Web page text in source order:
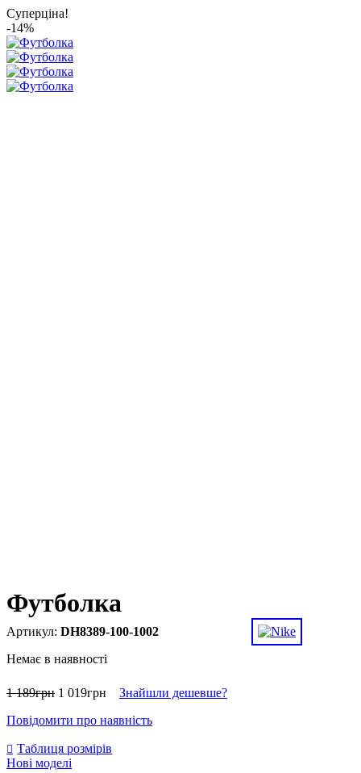
Суперціна!
-14%
Футболка
DH8389-100-1002
Немає в наявності
1 189грн 1 019грн
Знайшли дешевше?
Повідомити про наявність
Таблиця розмірів
Нові моделі